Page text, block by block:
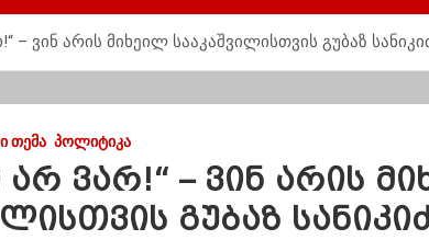
– ვინ არის მიხეილ სააკაშვილისთვის გუბაზ
ᲗᲔᲛᲐ ᲞᲝᲚᲘᲢᲘᲙᲐ
არ ვარ!“ – ვინ არის
გუბაზ